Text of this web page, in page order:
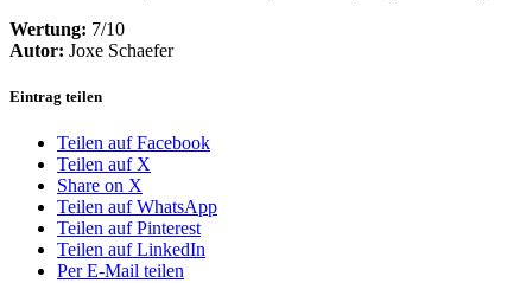
Wertung: 7/10
Autor: Joxe Schaefer
Eintrag teilen
Teilen auf Facebook
Teilen auf X
Share on X
Teilen auf WhatsApp
Teilen auf Pinterest
Teilen auf LinkedIn
Per E-Mail teilen